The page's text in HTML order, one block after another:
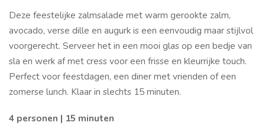
Deze feestelijke zalmsalade met warm gerookte zalm,
avocado, verse dille en augurk is een eenvoudig maar stijlvol
voorgerecht. Serveer het in een mooi glas op een bedje van
sla en werk af met cress voor een frisse en kleurrijke touch.
Perfect voor feestdagen, een diner met vrienden of een
zomerse lunch. Klaar in slechts 15 minuten.
4 personen | 15 minuten